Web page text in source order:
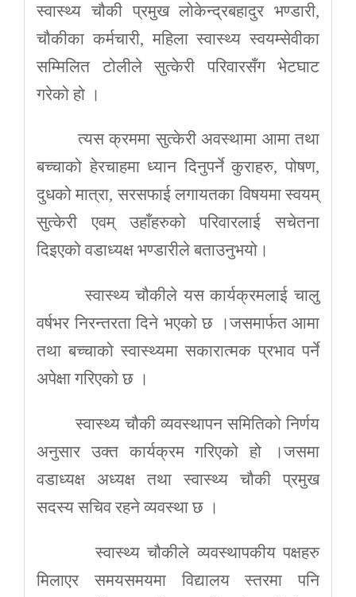
स्वास्थ्य चौकी प्रमुख लोकेन्द्रबहादुर भण्डारी,
चौकीका कर्मचारी, महिला स्वास्थ्य स्वयम्सेवीका
सम्मिलित टोलीले सुत्केरी परिवारसँग भेटघाट
गरेको हो ।
त्यस क्रममा सुत्केरी अवस्थामा आमा तथा
बच्चाको हेरचाहमा ध्यान दिनुपर्ने कुराहरु, पोषण,
दुधको मात्रा, सरसफाई लगायतका विषयमा स्वयम्
सुत्केरी एवम् उहाँहरुको परिवारलाई सचेतना
दिइएको वडाध्यक्ष भण्डारीले बताउनुभयो।
स्वास्थ्य चौकीले यस कार्यक्रमलाई चालु
वर्षभर निरन्तरता दिने भएको छ ।जसमार्फत आमा
तथा बच्चाको स्वास्थ्यमा सकारात्मक प्रभाव पर्ने
अपेक्षा गरिएको छ ।
स्वास्थ्य चौकी व्यवस्थापन समितिको निर्णय
अनुसार उक्त कार्यक्रम गरिएको हो ।जसमा
वडाध्यक्ष अध्यक्ष तथा स्वास्थ्य चौकी प्रमुख
सदस्य सचिव रहने व्यवस्था छ ।
स्वास्थ्य चौकीले व्यवस्थापकीय पक्षहरु
मिलाएर समयसमयमा विद्यालय स्तरमा पनि